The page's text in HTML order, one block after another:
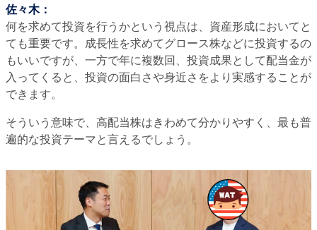
佐々木：
何を求めて投資を行うかという視点は、資産形成においてと
ても重要です。成長性を求めてグロース株などに投資するの
もいいですが、一方で年に複数回、投資成果として配当金が
入ってくると、投資の面白さや身近さをより実感することが
できます。
そういう意味で、高配当株はきわめて分かりやすく、最も普
遍的な投資テーマと言えるでしょう。